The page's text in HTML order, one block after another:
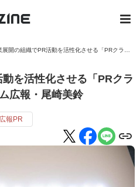
を活性化させる「PRクラ
広報・尾崎美鈴
報PR